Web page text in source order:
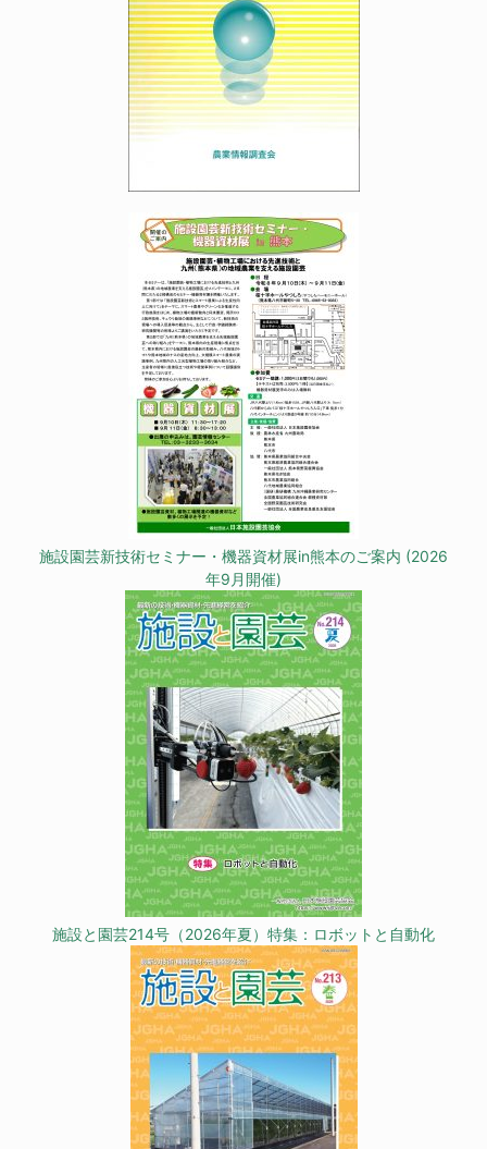
施設園芸新技術セミナー・機器資材展in熊本のご案内 (2026
年9月開催)
施設と園芸214号（2026年夏）特集：ロボットと自動化